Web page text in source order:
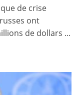
de crise
ont
de dollars ...